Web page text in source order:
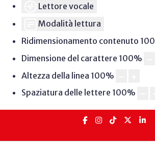
Lettore vocale
Modalità lettura
Ridimensionamento contenuto 100
Dimensione del carattere 100%
Altezza della linea 100%
Spaziatura delle lettere 100%